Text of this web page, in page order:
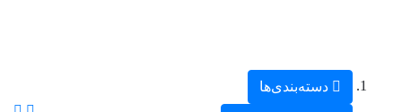
دسته‌بندی‌ها